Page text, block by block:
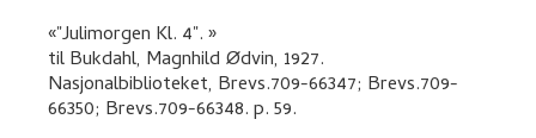
"Julimorgen Kl. 4".
tilBukdahl, Magnhild Ødvin, 1927.
Nasjonalbiblioteket, Brevs.709-66347; Brevs.709-
66350; Brevs.709-66348.p. 59.